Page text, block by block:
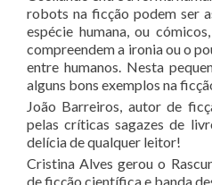
robots na ficção podem ser
espécie humana, ou
compreendem a ironia ou o
entre humanos. Nesta
alguns bons exemplos na
João Barreiros, autor de
pelas críticas sagazes de
delícia de qualquer leitor!
Cristina Alves gerou o
de ficção científica e banda